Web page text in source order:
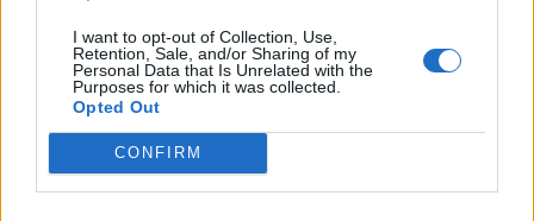
I want to opt-out of Collection, Use,
Retention, Sale, and/or Sharing of my
Personal Data that Is Unrelated with the
Purposes for which it was collected.
Opted Out
CONFIRM
Βίντεο με gameplay των Final Fantasy. Το
Kingdom Hearts III στο Xbox One.
ΣΤΈΦΑΝΟΣ ΑΝΑΓΝΏΣΤΟΥ 12/06/2013